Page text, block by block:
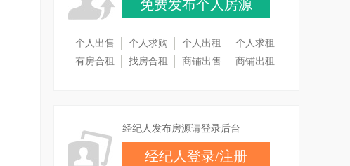
免费发布个人房源
个人出售 个人求购 个人出租
个人求租
有房合租
找房合租 商铺出售 商铺出租
经纪人发布房源请登录后台
经纪人登录/注册